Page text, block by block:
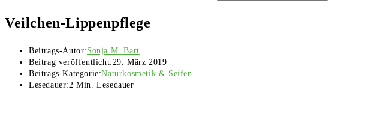
Veilchen-Lippenpflege
Beitrags-Autor: Sonja M. Bart
Beitrag veröffentlicht: 29. März 2019
Beitrags-Kategorie:Naturkosmetik & Seifen
Lesedauer: 2 Min. Lesedauer